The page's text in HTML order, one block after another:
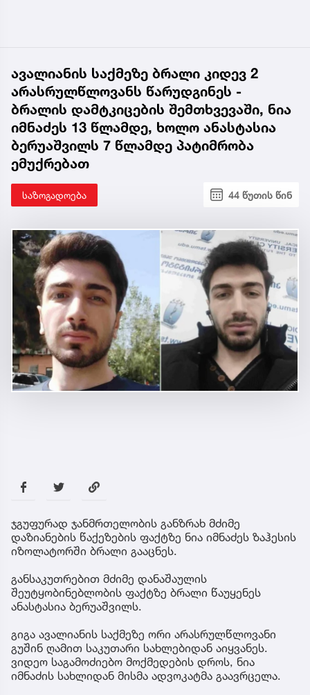
ავალიანის საქმეზე ბრალი კიდევ 2
არასრულწლოვანს წარუდგინეს -
ბრალის დამტკიცების შემთხვევაში, ნია
იმნაძეს 13 წლამდე, ხოლო ანასტასია
ბერუაშვილს 7 წლამდე პატიმრობა
ემუქრებათ
საზოგადოება 44 წუთის წინ
ჯგუფურად ჯანმრთელობის განზრახ მძიმე
დაზიანების წაქეზების ფაქტზე ნია იმნაძეს ზაჰესის
იზოლატორში ბრალი გააცნეს.
განსაკუთრებით მძიმე დანაშაულის
შეუტყობინებლობის ფაქტზე ბრალი წაუყენეს
ანასტასია ბერუაშვილს.
გიგა ავალიანის საქმეზე ორი არასრულწლოვანი
გუშინ ღამით საკუთარი სახლებიდან აიყვანეს.
ვიდეო საგამოძიებო მოქმედების დროს, ნია
იმნაძის სახლიდან მისმა ადვოკატმა გაავრცელა.